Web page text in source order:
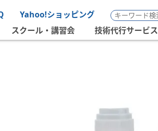
Yahoo!ショッピング
スクール・講習会 技術代行サービス